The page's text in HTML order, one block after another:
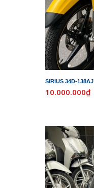
SIRIUS 34D-138AJ
10.000.000₫